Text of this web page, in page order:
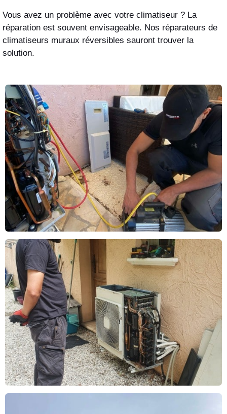
Vous avez un problème avec votre climatiseur ? La
réparation est souvent envisageable. Nos réparateurs de
climatiseurs muraux réversibles sauront trouver la
solution.